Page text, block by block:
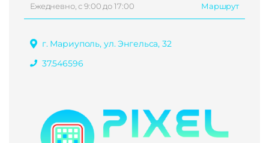
Ежедневно, с 9:00 до 17:00 Маршрут
г. Мариуполь, ул. Энгельса, 32
37.546596